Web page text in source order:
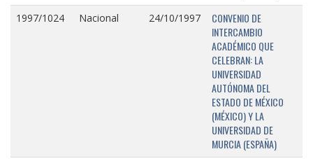
1997/1024 Nacional 24/10/1997
CONVENIO DE
INTERCAMBIO
ACADÉMICO QUE
CELEBRAN: LA
UNIVERSIDAD
AUTÓNOMA DEL
ESTADO DE MÉXICO
(MÉXICO) Y LA
UNIVERSIDAD DE
MURCIA (ESPAÑA)